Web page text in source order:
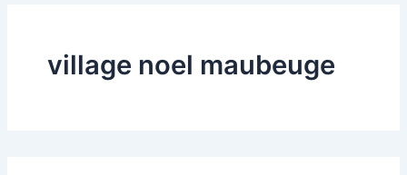
village noel maubeuge